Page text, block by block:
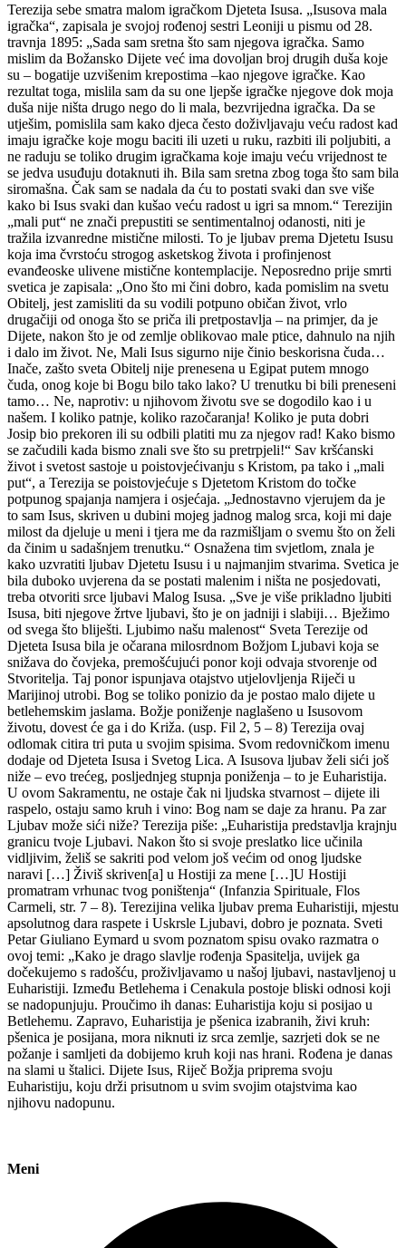
Terezija sebe smatra malom igračkom Djeteta Isusa. „Isusova mala
igračka“, zapisala je svojoj rođenoj sestri Leoniji u pismu od 28.
travnja 1895: „Sada sam sretna što sam njegova igračka. Samo
mislim da Božansko Dijete već ima dovoljan broj drugih duša koje
su – bogatije uzvišenim krepostima –kao njegove igračke. Kao
rezultat toga, mislila sam da su one ljepše igračke njegove dok moja
duša nije ništa drugo nego do li mala, bezvrijedna igračka. Da se
utješim, pomislila sam kako djeca često doživljavaju veću radost kad
imaju igračke koje mogu baciti ili uzeti u ruku, razbiti ili poljubiti, a
ne raduju se toliko drugim igračkama koje imaju veću vrijednost te
se jedva usuđuju dotaknuti ih. Bila sam sretna zbog toga što sam bila
siromašna. Čak sam se nadala da ću to postati svaki dan sve više
kako bi Isus svaki dan kušao veću radost u igri sa mnom.“ Terezijin
„mali put“ ne znači prepustiti se sentimentalnoj odanosti, niti je
tražila izvanredne mistične milosti. To je ljubav prema Djetetu Isusu
koja ima čvrstoću strogog asketskog života i profinjenost
evanđeoske ulivene mistične kontemplacije. Neposredno prije smrti
svetica je zapisala: „Ono što mi čini dobro, kada pomislim na svetu
Obitelj, jest zamisliti da su vodili potpuno običan život, vrlo
drugačiji od onoga što se priča ili pretpostavlja – na primjer, da je
Dijete, nakon što je od zemlje oblikovao male ptice, dahnulo na njih
i dalo im život. Ne, Mali Isus sigurno nije činio beskorisna čuda…
Inače, zašto sveta Obitelj nije prenesena u Egipat putem mnogo
čuda, onog koje bi Bogu bilo tako lako? U trenutku bi bili preneseni
tamo… Ne, naprotiv: u njihovom životu sve se dogodilo kao i u
našem. I koliko patnje, koliko razočaranja! Koliko je puta dobri
Josip bio prekoren ili su odbili platiti mu za njegov rad! Kako bismo
se začudili kada bismo znali sve što su pretrpjeli!“ Sav kršćanski
život i svetost sastoje u poistovjećivanju s Kristom, pa tako i „mali
put“, a Terezija se poistovjećuje s Djetetom Kristom do točke
potpunog spajanja namjera i osjećaja. „Jednostavno vjerujem da je
to sam Isus, skriven u dubini mojeg jadnog malog srca, koji mi daje
milost da djeluje u meni i tjera me da razmišljam o svemu što on želi
da činim u sadašnjem trenutku.“ Osnažena tim svjetlom, znala je
kako uzvratiti ljubav Djetetu Isusu i u najmanjim stvarima. Svetica je
bila duboko uvjerena da se postati malenim i ništa ne posjedovati,
treba otvoriti srce ljubavi Malog Isusa. „Sve je više prikladno ljubiti
Isusa, biti njegove žrtve ljubavi, što je on jadniji i slabiji… Bježimo
od svega što bliješti. Ljubimo našu malenost“ Sveta Terezije od
Djeteta Isusa bila je očarana milosrdnom Božjom Ljubavi koja se
snižava do čovjeka, premošćujući ponor koji odvaja stvorenje od
Stvoritelja. Taj ponor ispunjava otajstvo utjelovljenja Riječi u
Marijinoj utrobi. Bog se toliko ponizio da je postao malo dijete u
betlehemskim jaslama. Božje poniženje naglašeno u Isusovom
životu, dovest će ga i do Križa. (usp. Fil 2, 5 – 8) Terezija ovaj
odlomak citira tri puta u svojim spisima. Svom redovničkom imenu
dodaje od Djeteta Isusa i Svetog Lica. A Isusova ljubav želi sići još
niže – evo trećeg, posljednjeg stupnja poniženja – to je Euharistija.
U ovom Sakramentu, ne ostaje čak ni ljudska stvarnost – dijete ili
raspelo, ostaju samo kruh i vino: Bog nam se daje za hranu. Pa zar
Ljubav može sići niže? Terezija piše: „Euharistija predstavlja krajnju
granicu tvoje Ljubavi. Nakon što si svoje preslatko lice učinila
vidljivim, želiš se sakriti pod velom još većim od onog ljudske
naravi […] Živiš skriven[a] u Hostiji za mene […]U Hostiji
promatram vrhunac tvog poništenja“ (Infanzia Spirituale, Flos
Carmeli, str. 7 – 8). Terezijina velika ljubav prema Euharistiji, mjestu
apsolutnog dara raspete i Uskrsle Ljubavi, dobro je poznata. Sveti
Petar Giuliano Eymard u svom poznatom spisu ovako razmatra o
ovoj temi: „Kako je drago slavlje rođenja Spasitelja, uvijek ga
dočekujemo s radošću, proživljavamo u našoj ljubavi, nastavljenoj u
Euharistiji. Između Betlehema i Cenakula postoje bliski odnosi koji
se nadopunjuju. Proučimo ih danas: Euharistija koju si posijao u
Betlehemu. Zapravo, Euharistija je pšenica izabranih, živi kruh:
pšenica je posijana, mora niknuti iz srca zemlje, sazrjeti dok se ne
požanje i samljeti da dobijemo kruh koji nas hrani. Rođena je danas
na slami u štalici. Dijete Isus, Riječ Božja priprema svoju
Euharistiju, koju drži prisutnom u svim svojim otajstvima kao
njihovu nadopunu.
Meni